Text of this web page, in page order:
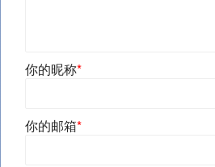
你的昵称*
你的邮箱*